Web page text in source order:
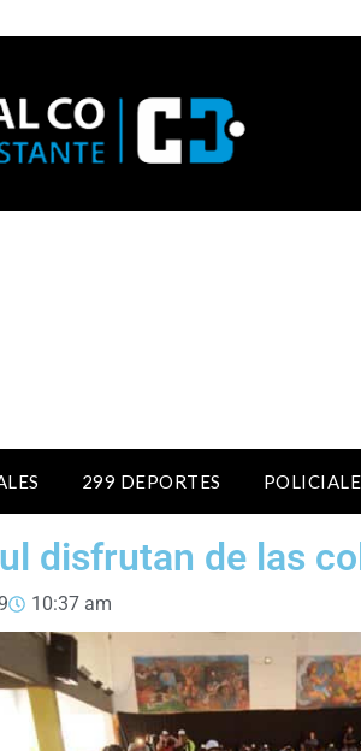
299 DEPORTES
disfrutan de las
10:37 am